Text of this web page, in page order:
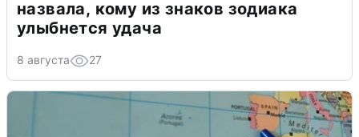
назвала, кому из знаков зодиака
улыбнется удача
8 августа 27